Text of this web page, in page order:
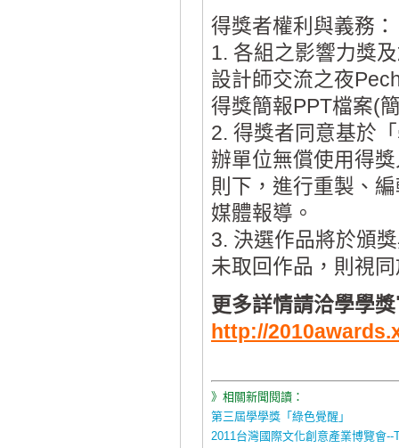
得獎者權利與義務：
1. 各組之影響力獎
設計師交流之夜
得獎簡報PPT檔案(
2. 得獎者同意基於
辦單位無償使用得
則下，進行重製、
媒體報導。
3. 決選作品將於頒
未取回作品，則視
更多詳情請洽學學
http://
》相關新聞閱讀：
第三屆學學獎「綠色覺醒」
2011台灣國際文化創意產業博覽會--